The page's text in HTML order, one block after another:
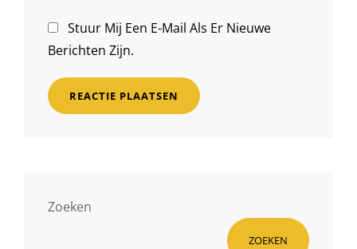
Stuur Mij Een E-Mail Als Er Nieuwe
Berichten Zijn.
Zoeken
ZOEKEN